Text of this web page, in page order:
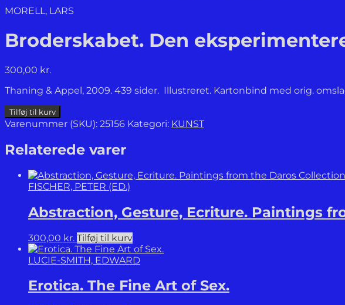
MORELL, LARS
Broderskabet. Den
300,00 kr.
Thaning & Appel, 2009. 439 sider. Illustreret. Kartonbind med orig.
Broderskabet.
Den
eksperimenterende
Kunstskole
1961-
antal
Tilføj til kurv
Varenummer (SKU): 25156 Kategori: KUNST
Relaterede varer
FISCHER, PETER (ED.)
Abstraction, Gesture, Ecriture. Paintings
300,00 kr. Tilføj til kurv
LUCIE-SMITH, EDWARD
Erotica. The Fine Art of Sex.